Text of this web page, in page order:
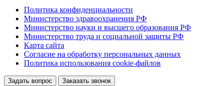
Политика конфиденциальности
Министерство здравоохранения РФ
Министерство науки и высшего образования РФ
Министерство труда и социальной защиты РФ
Карта сайта
Согласие на обработку персональных данных
Политика использования сookie-файлов
Задать вопрос Заказать звонок